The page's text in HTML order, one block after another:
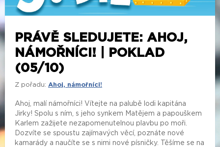
PRÁVĚ SLEDUJETE: AHOJ,
NÁMOŘNÍCI! | POKLAD
(05/10)
Z pořadu: Ahoj, námořníci!
Ahoj, malí námořníci! Vítejte na palubě lodi kapitána
Jirky! Spolu s ním, s jeho synkem Matějem a papouškem
Karlem zažijete nezapomenutelnou plavbu po moři.
Dozvíte se spoustu zajímavých věcí, poznáte nové
kamarády a naučíte se s nimi nové písničky. Těšíme se na